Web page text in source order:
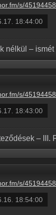
5-
18:44:00
nélkül –
5-
18:43:00
– III.
5-
18:54:00